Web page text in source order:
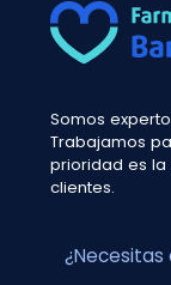
Somos
Trabajamos
prioridad es la
clientes.
¿Necesitas